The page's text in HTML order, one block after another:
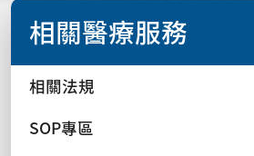
相關醫療服務
相關法規
SOP專區